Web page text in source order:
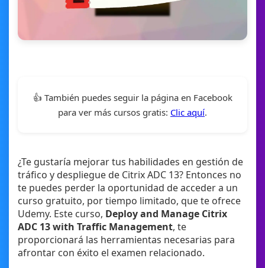
👍 También puedes seguir la página en Facebook
para ver más cursos gratis: Clic aquí.
¿Te gustaría mejorar tus habilidades en gestión de
tráfico y despliegue de Citrix ADC 13? Entonces no
te puedes perder la oportunidad de acceder a un
curso gratuito, por tiempo limitado, que te ofrece
Udemy. Este curso, Deploy and Manage Citrix
ADC 13 with Traffic Management, te
proporcionará las herramientas necesarias para
afrontar con éxito el examen relacionado.